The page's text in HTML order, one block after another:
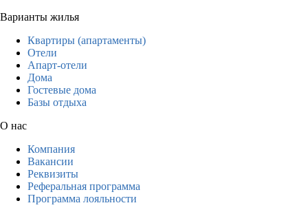
Варианты жилья
Квартиры (апартаменты)
Отели
Апарт-отели
Дома
Гостевые дома
Базы отдыха
О нас
Компания
Вакансии
Реквизиты
Реферальная программа
Программа лояльности